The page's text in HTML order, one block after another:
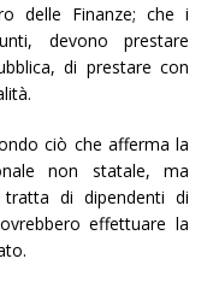
delle Finanze; che i
devono prestare
di prestare con
ciò che afferma la
non statale, ma
di dipendenti di
effettuare la